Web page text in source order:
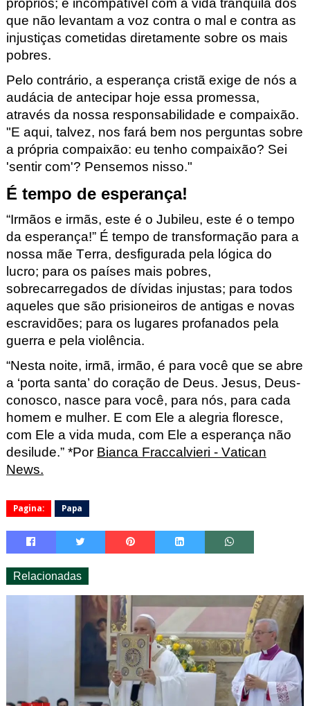
próprios; é incompatível com a vida tranquila dos
que não levantam a voz contra o mal e contra as
injustiças cometidas diretamente sobre os mais
pobres.
Pelo contrário, a esperança cristã exige de nós a
audácia de antecipar hoje essa promessa,
através da nossa responsabilidade e compaixão.
"E aqui, talvez, nos fará bem nos perguntas sobre
a própria compaixão: eu tenho compaixão? Sei
'sentir com'? Pensemos nisso."
É tempo de esperança!
“Irmãos e irmãs, este é o Jubileu, este é o tempo
da esperança!” É tempo de transformação para a
nossa mãe Terra, desfigurada pela lógica do
lucro; para os países mais pobres,
sobrecarregados de dívidas injustas; para todos
aqueles que são prisioneiros de antigas e novas
escravidões; para os lugares profanados pela
guerra e pela violência.
“Nesta noite, irmã, irmão, é para você que se abre
a ‘porta santa’ do coração de Deus. Jesus, Deus-
conosco, nasce para você, para nós, para cada
homem e mulher. E com Ele a alegria floresce,
com Ele a vida muda, com Ele a esperança não
desilude.” *Por Bianca Fraccalvieri - Vatican
News.
Pagina: Papa
Relacionadas